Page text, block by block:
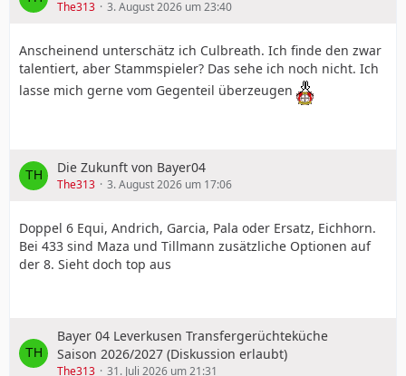
gefunden worden für Leverkusen: Willi Holdorf holt
Gold im Zehnkampf. Der war so anstrengend, da war es
dann auch gleich der letzte.
Neben Leichtathletik war Basketball eigentlich auch
erfolgreicher als Fußball zu den Zeiten.
The313 3. August 2026 um 23:40
Anscheinend unterschätz ich Culbreath. Ich finde den zwar
talentiert, aber Stammspieler? Das sehe ich noch nicht. Ich
lasse mich gerne vom Gegenteil überzeugen
Die Zukunft von Bayer04
The313 3. August 2026 um 17:06
Doppel 6 Equi, Andrich, Garcia, Pala oder Ersatz, Eichhorn.
Bei 433 sind Maza und Tillmann zusätzliche Optionen auf
der 8. Sieht doch top aus
Bayer 04 Leverkusen Transfergerüchteküche
Saison 2026/2027 (Diskussion erlaubt)
The313 31. Juli 2026 um 21:31